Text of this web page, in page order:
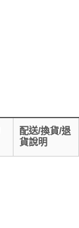
配送/換貨/退
貨說明